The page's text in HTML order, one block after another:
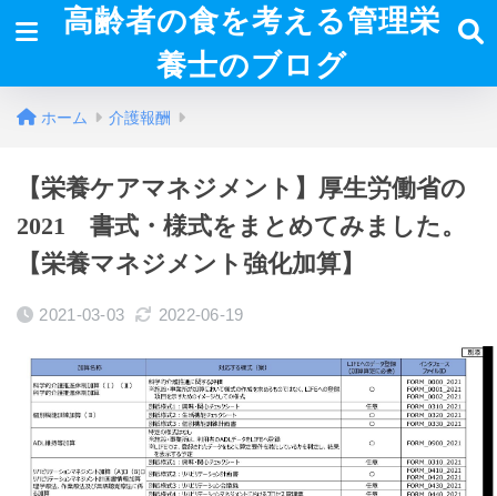
高齢者の食を考える管理栄
養士のブログ
ホーム 介護報酬
【栄養ケアマネジメント】厚生労働省の
2021 書式・様式をまとめてみました。
【栄養マネジメント強化加算】
2021-03-03 2022-06-19